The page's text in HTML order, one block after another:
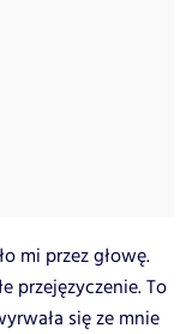
mi przez głowę.
przejęzyczenie. To
się ze mnie